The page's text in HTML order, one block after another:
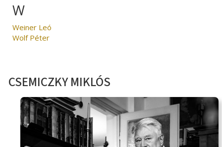
W
Weiner Leó
Wolf Péter
CSEMICZKY MIKLÓS